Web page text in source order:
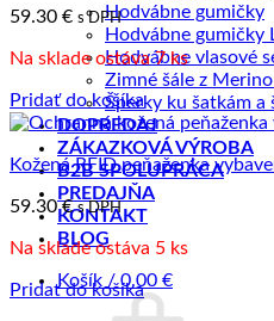
Hodvábne gumičky
Hodvábne gumičky
Hodvábne vlasové
Zimné šále z
Šperky ku šatkám a
DOPREDAJ
ZÁKAZKOVÁ VÝROBA
B2B SPOLUPRÁCA
PREDAJŇA
KONTAKT
BLOG
Košík /0.00 €
59.30 € s DPH
Na sklade ostáva 7 ks
Pridať do košíka
Kožená RFID peňaženka
59.30€ s DPH
Na sklade ostáva 5 ks
Pridať do košíka